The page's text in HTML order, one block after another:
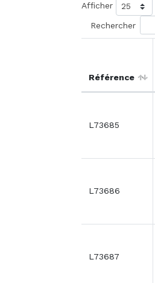
Afficher
Rechercher
Référence
L73685
L73686
L73687